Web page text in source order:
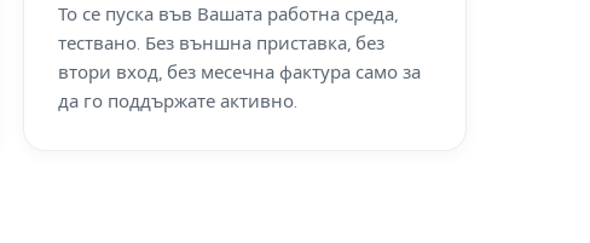
То се пуска във Вашата работна среда,
тествано. Без външна приставка, без
втори вход, без месечна фактура само за
да го поддържате активно.